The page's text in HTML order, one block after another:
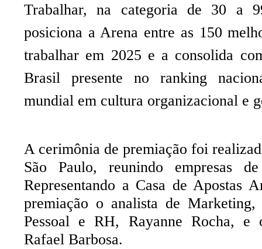
Trabalhar, na categoria de 30 a
posiciona a Arena entre as 150
trabalhar em 2025 e a consolida
Brasil presente no ranking
mundial em cultura organizacional e
A cerimônia de premiação foi
São Paulo, reunindo empresas
Representando a Casa de Apostas
premiação o analista de
Pessoal e RH, Rayanne Rocha, e
Rafael Barbosa.